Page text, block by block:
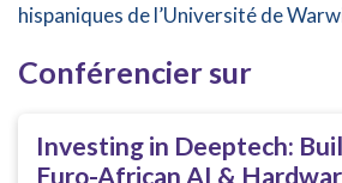
hispaniques de l’Université de
Conférencier sur
Investing in Deeptech:
Euro-African AI &